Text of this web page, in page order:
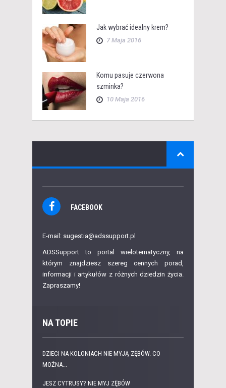
Jak wybrać idealny krem?
7 Maja 2016
Komu pasuje czerwona
szminka?
10 Maja 2016
FACEBOOK
E-mail: sugestia@adssupport.pl
ADSSupport to portal wielotematyczny, na
którym znajdziesz szereg cennych porad,
informacji i artykułów z różnych dziedzin życia.
Zapraszamy!
NA TOPIE
DZIECI NA KOLONIACH NIE MYJĄ ZĘBÓW. CO
MOŻNA...
JESZ CYTRUSY? NIE MYJ ZĘBÓW